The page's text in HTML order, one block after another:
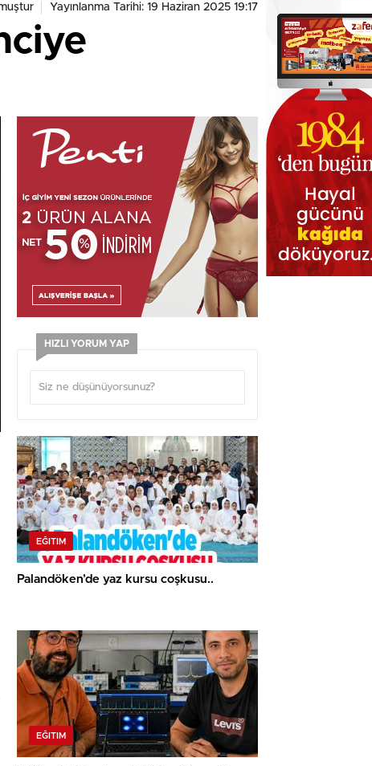
Yayınlanma Tarihi: 19 Haziran 2025 19:17
HIZLI YORUM YAP
EĞITIM
Palandöken’de yaz kursu coşkusu..
EĞITIM